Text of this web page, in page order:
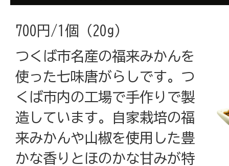
700円/1個（20g）
つくば市名産の福来みかんを
使った七味唐がらしです。つ
くば市内の工場で手作りで製
造しています。自家栽培の福
来みかんや山椒を使用した豊
かな香りとほのかな甘みが特